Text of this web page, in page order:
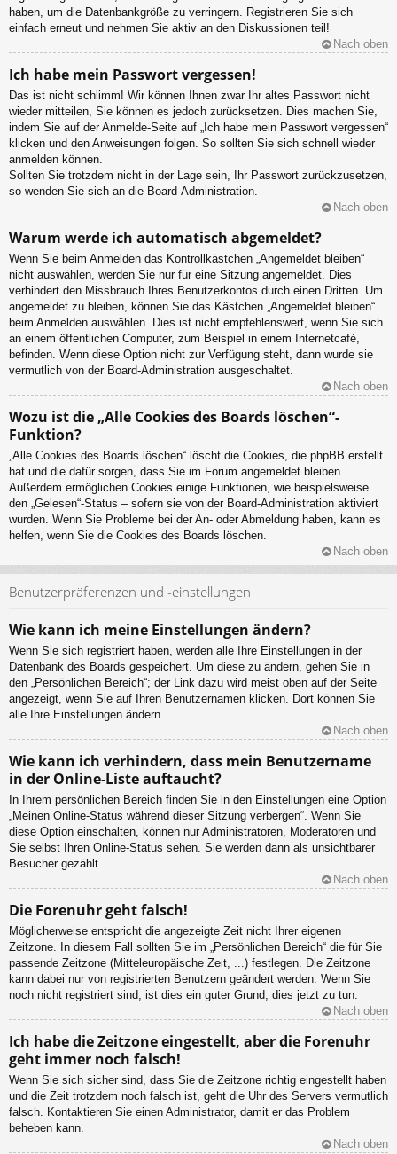
haben, um die Datenbankgröße zu verringern. Registrieren Sie sich
einfach erneut und nehmen Sie aktiv an den Diskussionen teil!
Nach oben
Ich habe mein Passwort vergessen!
Das ist nicht schlimm! Wir können Ihnen zwar Ihr altes Passwort nicht
wieder mitteilen, Sie können es jedoch zurücksetzen. Dies machen Sie,
indem Sie auf der Anmelde-Seite auf „Ich habe mein Passwort vergessen“
klicken und den Anweisungen folgen. So sollten Sie sich schnell wieder
anmelden können.
Sollten Sie trotzdem nicht in der Lage sein, Ihr Passwort zurückzusetzen,
so wenden Sie sich an die Board-Administration.
Nach oben
Warum werde ich automatisch abgemeldet?
Wenn Sie beim Anmelden das Kontrollkästchen „Angemeldet bleiben“
nicht auswählen, werden Sie nur für eine Sitzung angemeldet. Dies
verhindert den Missbrauch Ihres Benutzerkontos durch einen Dritten. Um
angemeldet zu bleiben, können Sie das Kästchen „Angemeldet bleiben“
beim Anmelden auswählen. Dies ist nicht empfehlenswert, wenn Sie sich
an einem öffentlichen Computer, zum Beispiel in einem Internetcafé,
befinden. Wenn diese Option nicht zur Verfügung steht, dann wurde sie
vermutlich von der Board-Administration ausgeschaltet.
Nach oben
Wozu ist die „Alle Cookies des Boards löschen“-
Funktion?
„Alle Cookies des Boards löschen“ löscht die Cookies, die phpBB erstellt
hat und die dafür sorgen, dass Sie im Forum angemeldet bleiben.
Außerdem ermöglichen Cookies einige Funktionen, wie beispielsweise
den „Gelesen“-Status – sofern sie von der Board-Administration aktiviert
wurden. Wenn Sie Probleme bei der An- oder Abmeldung haben, kann es
helfen, wenn Sie die Cookies des Boards löschen.
Nach oben
Benutzerpräferenzen und -einstellungen
Wie kann ich meine Einstellungen ändern?
Wenn Sie sich registriert haben, werden alle Ihre Einstellungen in der
Datenbank des Boards gespeichert. Um diese zu ändern, gehen Sie in
den „Persönlichen Bereich“; der Link dazu wird meist oben auf der Seite
angezeigt, wenn Sie auf Ihren Benutzernamen klicken. Dort können Sie
alle Ihre Einstellungen ändern.
Nach oben
Wie kann ich verhindern, dass mein Benutzername
in der Online-Liste auftaucht?
In Ihrem persönlichen Bereich finden Sie in den Einstellungen eine Option
„Meinen Online-Status während dieser Sitzung verbergen“. Wenn Sie
diese Option einschalten, können nur Administratoren, Moderatoren und
Sie selbst Ihren Online-Status sehen. Sie werden dann als unsichtbarer
Besucher gezählt.
Nach oben
Die Forenuhr geht falsch!
Möglicherweise entspricht die angezeigte Zeit nicht Ihrer eigenen
Zeitzone. In diesem Fall sollten Sie im „Persönlichen Bereich“ die für Sie
passende Zeitzone (Mitteleuropäische Zeit, ...) festlegen. Die Zeitzone
kann dabei nur von registrierten Benutzern geändert werden. Wenn Sie
noch nicht registriert sind, ist dies ein guter Grund, dies jetzt zu tun.
Nach oben
Ich habe die Zeitzone eingestellt, aber die Forenuhr
geht immer noch falsch!
Wenn Sie sich sicher sind, dass Sie die Zeitzone richtig eingestellt haben
und die Zeit trotzdem noch falsch ist, geht die Uhr des Servers vermutlich
falsch. Kontaktieren Sie einen Administrator, damit er das Problem
beheben kann.
Nach oben